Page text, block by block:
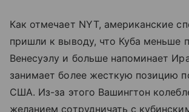
Как отмечает NYT, американские
пришли к выводу, что Куба меньше
Венесуэлу и больше напоминает
занимает более жесткую позицию
США. Из-за этого Вашингтон
желанием сотрудничать с